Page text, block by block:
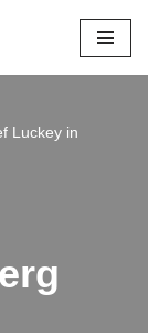
Luckey in